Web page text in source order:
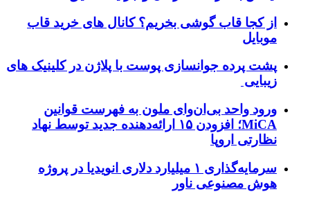
از کجا قاب گوشی بخریم؟ کانال های خرید قاب
موبایل
پشت پرده جوانسازی پوست با پلاژن در کلینیک های
زیبایی
ورود واحد بی‌ان‌وای ملون به فهرست قوانین
MiCA؛ افزودن ۱۵ ارائه‌دهنده جدید توسط نهاد
نظارتی اروپا
سرمایه‌گذاری ۱ میلیارد دلاری انویدیا در پروژه
هوش مصنوعی ناور